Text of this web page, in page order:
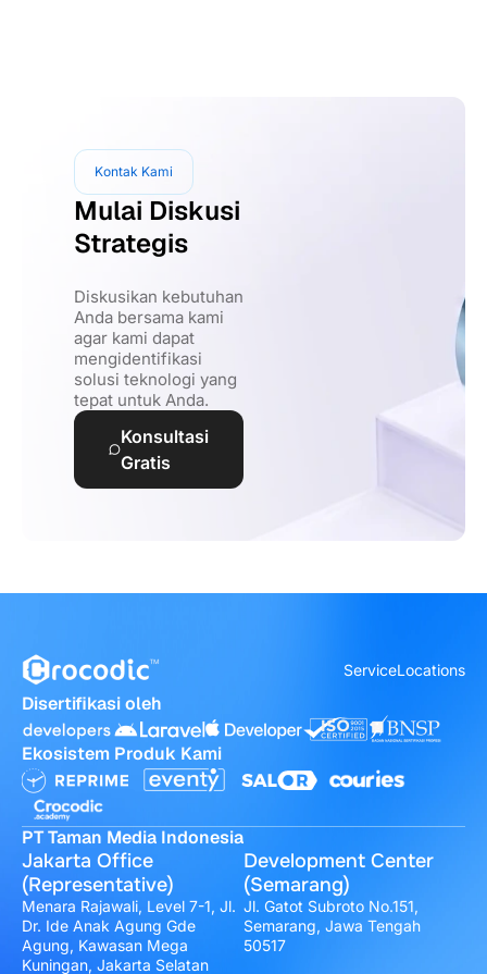
Kontak Kami
Mulai Diskusi
Strategis
Diskusikan kebutuhan
Anda bersama kami
agar kami dapat
mengidentifikasi
solusi teknologi yang
tepat untuk Anda.
Konsultasi
Gratis
ServiceLocations
Disertifikasi oleh
Ekosistem Produk Kami
PT Taman Media Indonesia
Jakarta Office
(Representative)
Menara Rajawali, Level 7-1, Jl.
Dr. Ide Anak Agung Gde
Agung, Kawasan Mega
Kuningan, Jakarta Selatan
Development Center
(Semarang)
Jl. Gatot Subroto No.151,
Semarang, Jawa Tengah
50517